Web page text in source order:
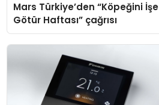
Mars Türkiye’den “Köpeğini İşe
Götür Haftası” çağrısı